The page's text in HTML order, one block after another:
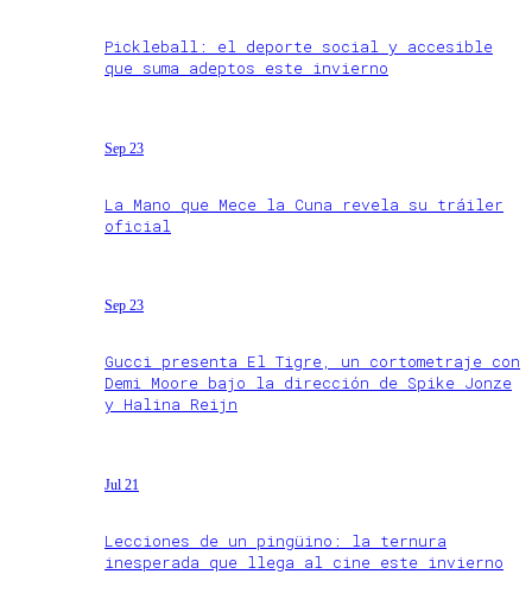
Pickleball: el deporte social y accesible
que suma adeptos este invierno
Sep 23
La Mano que Mece la Cuna revela su tráiler
oficial
Sep 23
Gucci presenta El Tigre, un cortometraje con
Demi Moore bajo la dirección de Spike Jonze
y Halina Reijn
Jul 21
Lecciones de un pingüino: la ternura
inesperada que llega al cine este invierno